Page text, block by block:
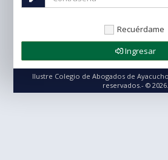
Recuérdame
Ingresar
Ilustre Colegio de Abogados de
reservados.- © 2026.